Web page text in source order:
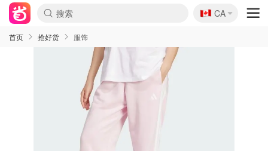
🇨🇦
CA
首页 抢好货 服饰